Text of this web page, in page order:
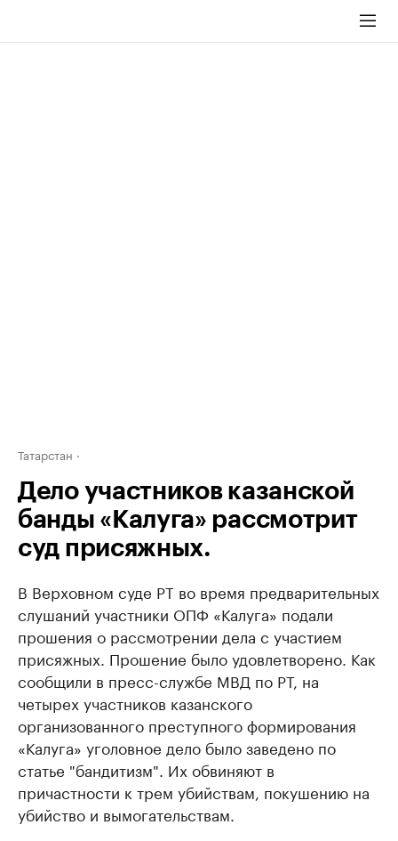
Татарстан
Дело участников казанской
банды «Калуга» рассмотрит
суд присяжных.
В Верховном суде РТ во время предварительных
слушаний участники ОПФ «Калуга» подали
прошения о рассмотрении дела с участием
присяжных. Прошение было удовлетворено. Как
сообщили в пресс-службе МВД по РТ, на
четырех участников казанского
организованного преступного формирования
«Калуга» уголовное дело было заведено по
статье "бандитизм". Их обвиняют в
причастности к трем убийствам, покушению на
убийство и вымогательствам.